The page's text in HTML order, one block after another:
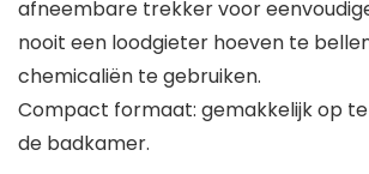
afneembare trekker voor
nooit een loodgieter hoeven te
chemicaliën te gebruiken.
Compact formaat: gemakkelijk op
de badkamer.